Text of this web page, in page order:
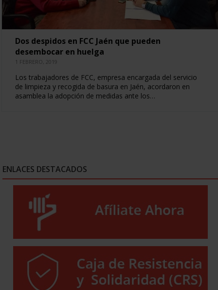
Dos despidos en FCC Jaén que pueden
desembocar en huelga
1 FEBRERO, 2019
Los trabajadores de FCC, empresa encargada del servicio
de limpieza y recogida de basura en Jaén, acordaron en
asamblea la adopción de medidas ante los…
ENLACES DESTACADOS